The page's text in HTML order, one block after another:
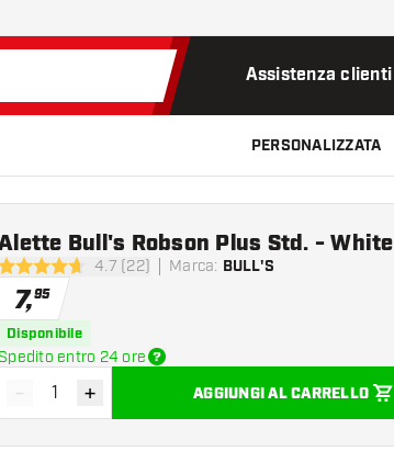
Assistenza clienti
PERSONALIZZATA
4.7 stelle di valutazione
4.7 (22) Marca: BULL'S
Bull's Robson Plus Std. - White
7,95
Disponibile
Spedito entro 24 ore
Diminuisci quantità
- Aumenta quantità
+ AGGIUNGI AL CARRELLO